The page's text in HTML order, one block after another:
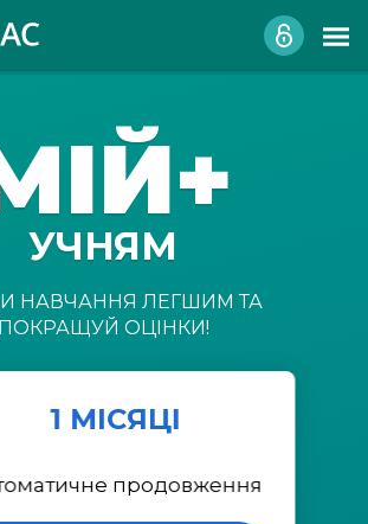
УЧНЯМ
НАВЧАННЯ ЛЕГШИМ ТА
ПОКРАЩУЙ ОЦІНКИ!
1 МІСЯЦІ
продовження